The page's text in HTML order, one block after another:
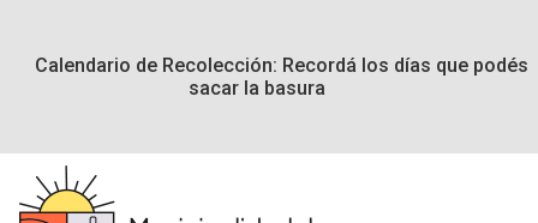
Calendario de Recolección: Recordá los días que podés
sacar la basura